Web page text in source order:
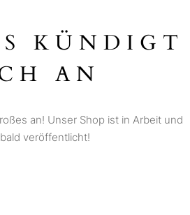
KÜNDIGT S
AN
an! Unser Shop ist in Arbeit und
veröffentlicht!